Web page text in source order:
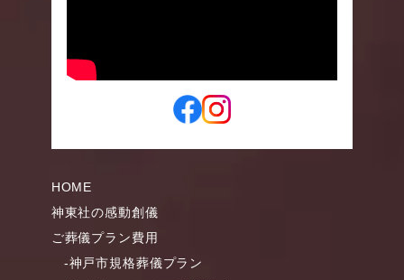
HOME
神東社の感動創儀
ご葬儀プラン費用
-神戸市規格葬儀プラン